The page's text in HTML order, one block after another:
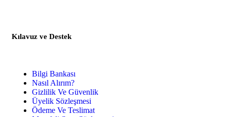
Kılavuz ve Destek
Bilgi Bankası
Nasıl Alırım?
Gizlilik Ve Güvenlik
Üyelik Sözleşmesi
Ödeme Ve Teslimat